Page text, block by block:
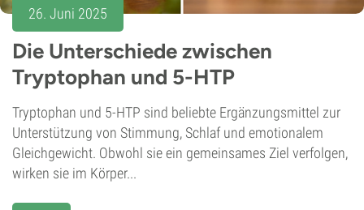
26. Juni 2025
Die Unterschiede zwischen
Tryptophan und 5-HTP
Tryptophan und 5-HTP sind beliebte Ergänzungsmittel zur
Unterstützung von Stimmung, Schlaf und emotionalem
Gleichgewicht. Obwohl sie ein gemeinsames Ziel verfolgen,
wirken sie im Körper...